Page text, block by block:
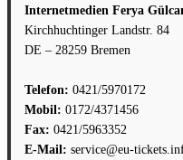
Internetmedien Ferya
Kirchhuchtinger Landstr. 84
DE – 28259 Bremen
Telefon: 0421/5970172
Mobil: 0172/4371456
Fax: 0421/5963352
E-Mail: service@eu-